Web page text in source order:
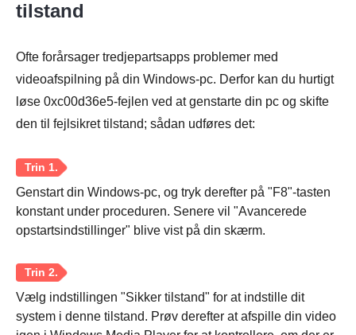
Trin 1.
Trin 2.
tilstand
Ofte forårsager tredjepartsapps problemer med
videoafspilning på din Windows-pc. Derfor kan du hurtigt
løse 0xc00d36e5-fejlen ved at genstarte din pc og skifte
den til fejlsikret tilstand; sådan udføres det:
Genstart din Windows-pc, og tryk derefter på "F8"-tasten
konstant under proceduren. Senere vil "Avancerede
opstartsindstillinger" blive vist på din skærm.
Vælg indstillingen "Sikker tilstand" for at indstille dit
system i denne tilstand. Prøv derefter at afspille din video